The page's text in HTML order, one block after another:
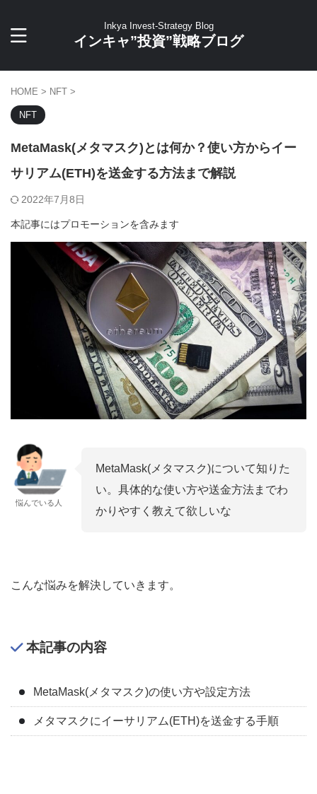
Inkya Invest-Strategy Blog
インキャ”投資”戦略ブログ
HOME > NFT >
NFT
MetaMask(メタマスク)とは何か？使い方からイー
サリアム(ETH)を送金する方法まで解説
2022年7月8日
本記事にはプロモーションを含みます
悩んでいる人
MetaMask(メタマスク)について知りた
い。具体的な使い方や送金方法までわ
かりやすく教えて欲しいな
こんな悩みを解決していきます。
本記事の内容
MetaMask(メタマスク)の使い方や設定方法
メタマスクにイーサリアム(ETH)を送金する手順